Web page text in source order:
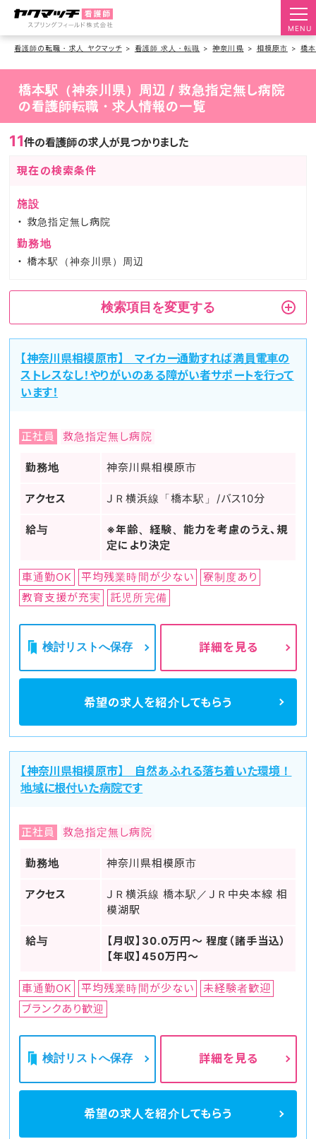
MENU
看護師の転職・求人 ヤクマッチ 看護師 求人・転職 神奈川県 相模原市 橋
橋本駅（神奈川県）周辺 / 救急指定無し病院
の看護師転職・求人情報の一覧
11件の看護師の求人が見つかりました
現在の検索条件
施設
救急指定無し病院
勤務地
橋本駅（神奈川県）周辺
検索項目を変更する
【神奈川県相模原市】 マイカー通勤すれば満員電車の
ストレスなし！やりがいのある障がい者サポートを行って
います！
正社員 救急指定無し病院
勤務地 神奈川県相模原市
アクセス ＪＲ横浜線「橋本駅」/バス10分
給与
※年齢、経験、能力を考慮のうえ、規
定により決定
車通勤OK 平均残業時間が少ない
寮制度あり
教育支援が充実
託児所完備
検討リストへ保存 詳細を見る
希望の求人を紹介してもらう
【神奈川県相模原市】 自然あふれる落ち着いた環境！
地域に根付いた病院です
正社員 救急指定無し病院
勤務地 神奈川県相模原市
アクセス
ＪＲ横浜線 橋本駅／ＪＲ中央本線 相
模湖駅
給与
【月収】30.0万円～ 程度（諸手当込）
【年収】450万円～
車通勤OK 平均残業時間が少ない
未経験者歓迎
ブランクあり歓迎
検討リストへ保存 詳細を見る
希望の求人を紹介してもらう